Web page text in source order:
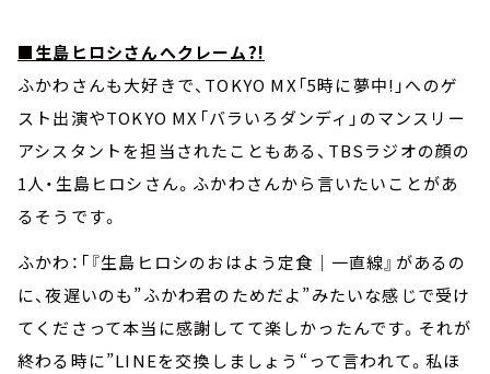
■生島ヒロシさんへクレーム?!
ふかわさんも大好きで、TOKYO MX「5時に夢中!」へのゲ
スト出演やTOKYO MX「バラいろダンディ」のマンスリー
アシスタントを担当されたこともある、TBSラジオの顔の
1人・生島ヒロシさん。ふかわさんから言いたいことがあ
るそうです。
ふかわ：「『生島ヒロシのおはよう定食｜一直線』があるの
に、夜遅いのも”ふかわ君のためだよ”みたいな感じで受け
てくださって本当に感謝してて楽しかったんです。それが
終わる時に”LINEを交換しましょう“って言われて。私ほ